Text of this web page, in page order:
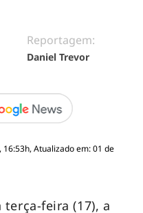
Reportagem:
Daniel Trevor
Atualizado em: 01 de
feira (17), a